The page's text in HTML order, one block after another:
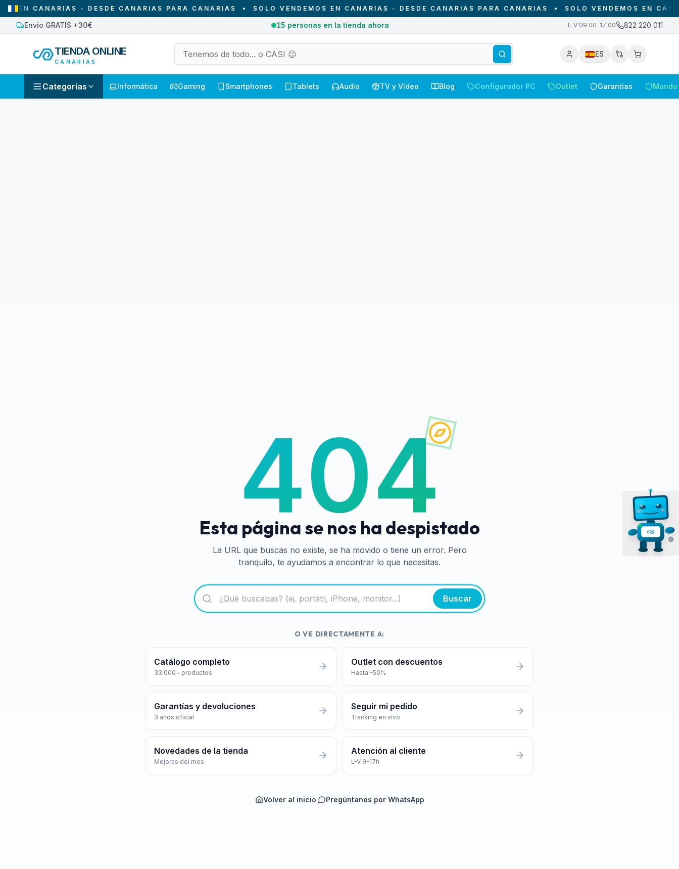
EN CANARIAS - DESDE CANARIAS PARA CANARIAS • SOLO VENDEMOS EN CANARIAS - DESDE CANARIAS PARA CANARIAS • SOLO VENDEMOS EN
Envío GRATIS +30€ 15 personas en la tienda ahora L-V 09:00-17:00 822 220 011
TIENDA ONLINE
CANARIAS
ES
Categorías Informática Gaming Smartphones Tablets Audio TV y Vídeo Blog Configurador PC Outlet Garantías
404
Esta página se nos ha despistado
La URL que buscas no existe, se ha movido o tiene un error. Pero
tranquilo, te ayudamos a encontrar lo que necesitas.
Buscar
O VE DIRECTAMENTE A:
Catálogo completo
33.000+ productos
Outlet con descuentos
Hasta -50%
Garantías y devoluciones
3 años oficial
Seguir mi pedido
Tracking en vivo
Novedades de la tienda
Mejoras del mes
Atención al cliente
L-V 9-17h
Volver al inicio· Pregúntanos por WhatsApp